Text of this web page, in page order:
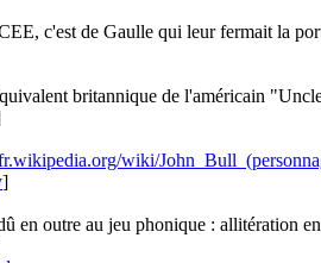
c'est de Gaulle qui leur fermait la
britannique de l'américain
wiki/
]
en outre au jeu phonique : allitération